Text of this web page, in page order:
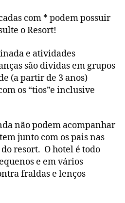
com * podem possuir
o Resort!
e atividades
são dividas em grupos
(a partir de 3 anos)
os “tios”e inclusive
não podem acompanhar
junto com os pais nas
resort. O hotel é todo
e em vários
fraldas e lenços